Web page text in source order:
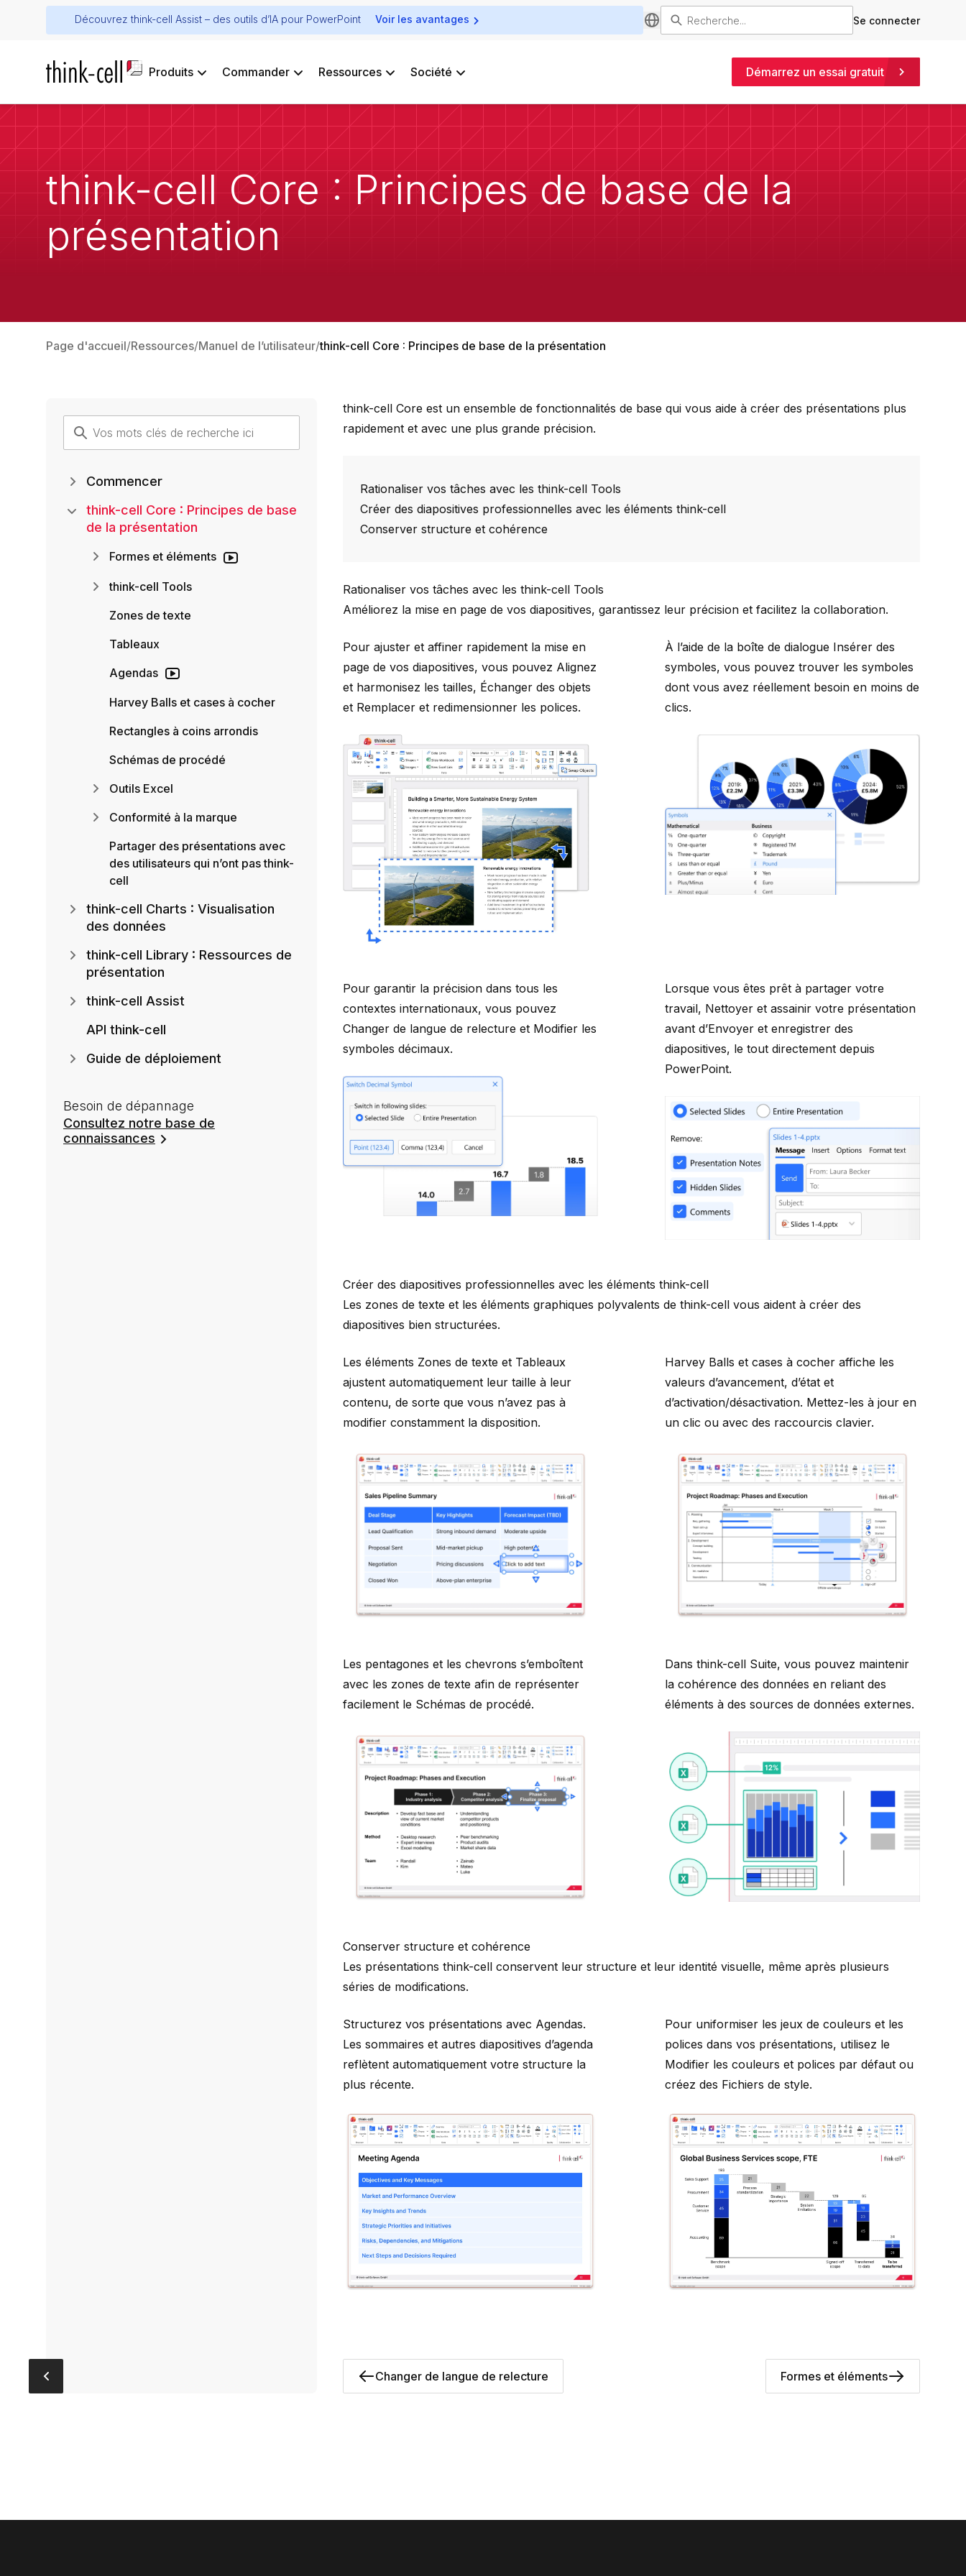
Découvrez think-cell Assist – des outils d’IA pour PowerPoint Voir les avantages Se connecter
Produits Commander Ressources Société Démarrez un essai gratuit
think-cell Core : Principes de base de la
présentation
Page d'accueil Ressources Manuel de l’utilisateur think-cell Core : Principes de base de la présentation
think-cell Core est un ensemble de fonctionnalités de base qui vous aide à créer des présentations plus
rapidement et avec une plus grande précision.
Rationaliser vos tâches avec les think-cell Tools
Créer des diapositives professionnelles avec les éléments think-cell
Conserver structure et cohérence
Rationaliser vos tâches avec les think-cell Tools
Améliorez la mise en page de vos diapositives, garantissez leur précision et facilitez la collaboration.
Pour ajuster et affiner rapidement la mise en
page de vos diapositives, vous pouvez Alignez
et harmonisez les tailles, Échanger des objets
et Remplacer et redimensionner les polices.
À l’aide de la boîte de dialogue Insérer des
symboles, vous pouvez trouver les symboles
dont vous avez réellement besoin en moins de
clics.
Pour garantir la précision dans tous les
contextes internationaux, vous pouvez
Changer de langue de relecture et Modifier les
symboles décimaux.
Lorsque vous êtes prêt à partager votre
travail, Nettoyer et assainir votre présentation
avant d’Envoyer et enregistrer des
diapositives, le tout directement depuis
PowerPoint.
Créer des diapositives professionnelles avec les éléments think-cell
Les zones de texte et les éléments graphiques polyvalents dethink-cell vous aident à créer des
diapositives bien structurées.
Les éléments Zones de texte et Tableaux
ajustent automatiquement leur taille à leur
contenu, de sorte que vous n’avez pas à
modifier constamment la disposition.
Harvey Balls et cases à cocher affiche les
valeurs d’avancement, d’état et
d’activation/désactivation. Mettez-les à jour en
un clic ou avec des raccourcis clavier.
Les pentagones et les chevrons s’emboîtent
avec les zones de texte afin de représenter
facilement le Schémas de procédé.
Dansthink-cell Suite, vous pouvez maintenir
la cohérence des données en reliant des
éléments à des sources de données externes.
Conserver structure et cohérence
Les présentationsthink-cell conservent leur structure et leur identité visuelle, même après plusieurs
séries de modifications.
Structurez vos présentations avec Agendas.
Les sommaires et autres diapositives d’agenda
reflètent automatiquement votre structure la
plus récente.
Pour uniformiser les jeux de couleurs et les
polices dans vos présentations, utilisez le
Modifier les couleurs et polices par défaut ou
créez des Fichiers de style.
Changer de langue de relecture Formes et éléments
Commencer
think-cell Core : Principes de base
de la présentation
Formes et éléments
think-cell Tools
Zones de texte
Tableaux
Agendas
Harvey Balls et cases à cocher
Rectangles à coins arrondis
Schémas de procédé
Outils Excel
Conformité à la marque
Partager des présentations avec
des utilisateurs qui n’ont pas think-
cell
think-cell Charts : Visualisation
des données
think-cell Library : Ressources de
présentation
think-cell Assist
API think-cell
Guide de déploiement
Besoin de dépannage
Consultez notre base de
connaissances